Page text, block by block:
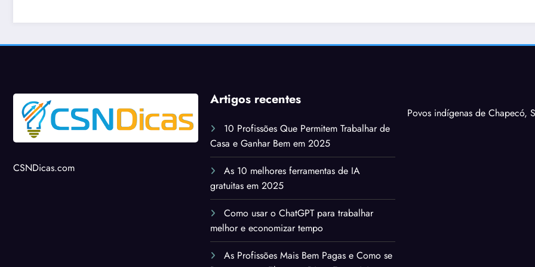
Artigos recentes
Casa e Ganhar Bem em 2025
As 10 melhores ferramentas de IA
gratuitas em 2025